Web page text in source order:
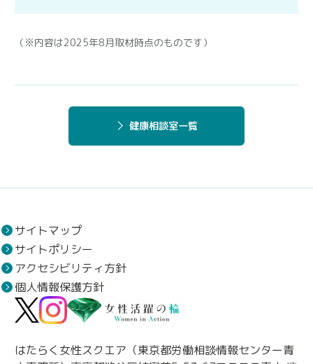
（※内容は2025年8月取材時点のものです）
健康相談室一覧
サイトマップ
サイトポリシー
アクセシビリティ方針
個人情報保護方針
はたらく女性スクエア（東京都労働相談情報センター青